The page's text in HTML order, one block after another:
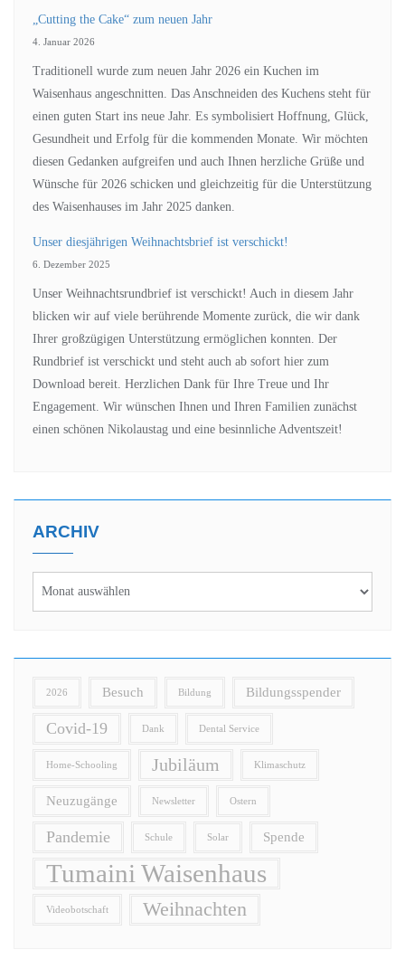
„Cutting the Cake“ zum neuen Jahr
4. Januar 2026
Traditionell wurde zum neuen Jahr 2026 ein Kuchen im
Waisenhaus angeschnitten. Das Anschneiden des Kuchens steht für
einen guten Start ins neue Jahr. Es symbolisiert Hoffnung, Glück,
Gesundheit und Erfolg für die kommenden Monate. Wir möchten
diesen Gedanken aufgreifen und auch Ihnen herzliche Grüße und
Wünsche für 2026 schicken und gleichzeitig für die Unterstützung
des Waisenhauses im Jahr 2025 danken.
Unser diesjährigen Weihnachtsbrief ist verschickt!
6. Dezember 2025
Unser Weihnachtsrundbrief ist verschickt! Auch in diesem Jahr
blicken wir auf viele berührende Momente zurück, die wir dank
Ihrer großzügigen Unterstützung ermöglichen konnten. Der
Rundbrief ist verschickt und steht auch ab sofort hier zum
Download bereit. Herzlichen Dank für Ihre Treue und Ihr
Engagement. Wir wünschen Ihnen und Ihren Familien zunächst
einen schönen Nikolaustag und eine besinnliche Adventszeit!
ARCHIV
2026 Besuch Bildung Bildungsspender
Covid-19 Dank Dental Service
Home-Schooling Jubiläum Klimaschutz
Neuzugänge Newsletter Ostern
Pandemie Schule Solar Spende
Tumaini Waisenhaus
Videobotschaft Weihnachten